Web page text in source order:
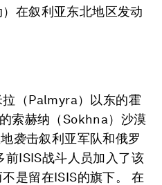
在叙利亚东北地区发动
（Palmyra）以东的霍
索赫纳（Sokhna）沙漠
袭击叙利亚军队和俄罗
前ISIS战斗人员加入了该
是留在ISIS的旗下。 在